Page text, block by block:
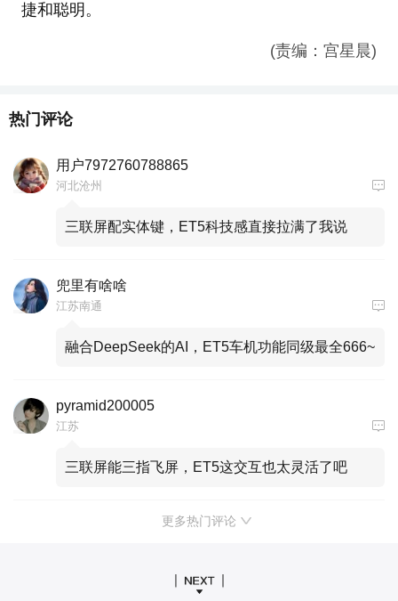
捷和聪明。
(责编：宫星晨)
热门评论
用户7972760788865
河北沧州
三联屏配实体键，ET5科技感直接拉满了我说
兜里有啥啥
江苏南通
融合DeepSeek的AI，ET5车机功能同级最全666~
pyramid200005
江苏
三联屏能三指飞屏，ET5这交互也太灵活了吧
更多热门评论